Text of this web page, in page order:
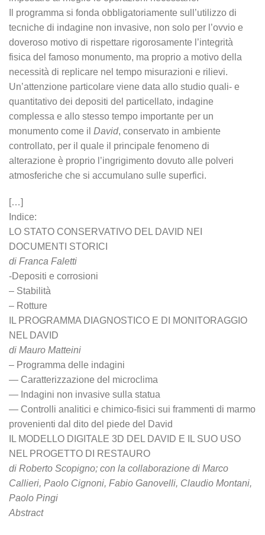
Il programma si fonda obbligatoriamente sull’utilizzo di
tecniche di indagine non invasive, non solo per l’ovvio e
doveroso motivo di rispettare rigorosamente l’integrità
fisica del famoso monumento, ma proprio a motivo della
necessità di replicare nel tempo misurazioni e rilievi.
Un’attenzione particolare viene data allo studio quali- e
quantitativo dei depositi del particellato, indagine
complessa e allo stesso tempo importante per un
monumento come il David, conservato in ambiente
controllato, per il quale il principale fenomeno di
alterazione è proprio l’ingrigimento dovuto alle polveri
atmosferiche che si accumulano sulle superfici.
[…]
Indice:
LO STATO CONSERVATIVO DEL DAVID NEI
DOCUMENTI STORICI
di Franca Faletti
-Depositi e corrosioni
– Stabilità
– Rotture
IL PROGRAMMA DIAGNOSTICO E DI MONITORAGGIO
NEL DAVID
di Mauro Matteini
– Programma delle indagini
— Caratterizzazione del microclima
— Indagini non invasive sulla statua
— Controlli analitici e chimico-fisici sui frammenti di marmo
provenienti dal dito del piede del David
IL MODELLO DIGITALE 3D DEL DAVID E IL SUO USO
NEL PROGETTO DI RESTAURO
di Roberto Scopigno; con la collaborazione di Marco
Callieri, Paolo Cignoni, Fabio Ganovelli, Claudio Montani,
Paolo Pingi
Abstract